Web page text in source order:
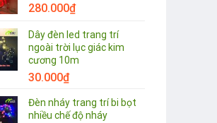
280.000₫
Dây đèn led trang trí
ngoài trời lục giác kim
cương 10m
30.000₫
Đèn nháy trang trí bi bọt
nhiều chế độ nháy